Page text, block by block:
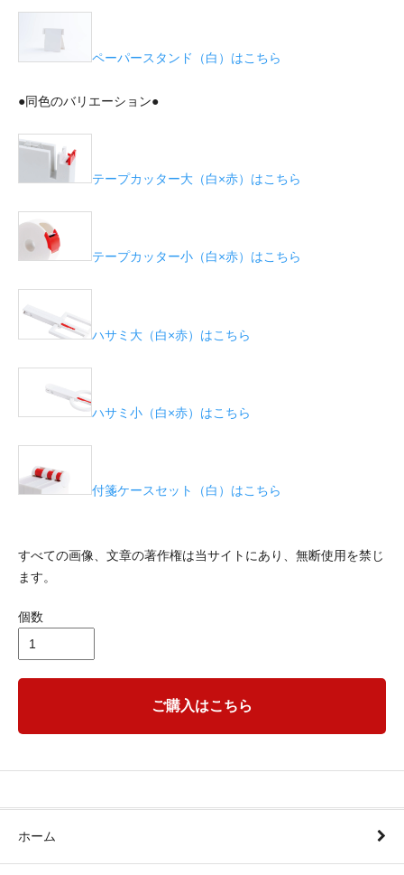
ペーパースタンド（白）はこちら
●同色のバリエーション●
テープカッター大（白×赤）はこちら
テープカッター小（白×赤）はこちら
ハサミ大（白×赤）はこちら
ハサミ小（白×赤）はこちら
付箋ケースセット（白）はこちら
すべての画像、文章の著作権は当サイトにあり、無断使用を禁じ
ます。
個数
ご購入はこちら
ホーム